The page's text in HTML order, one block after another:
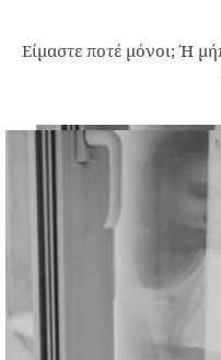
Είμαστε ποτέ μόνοι; Ή